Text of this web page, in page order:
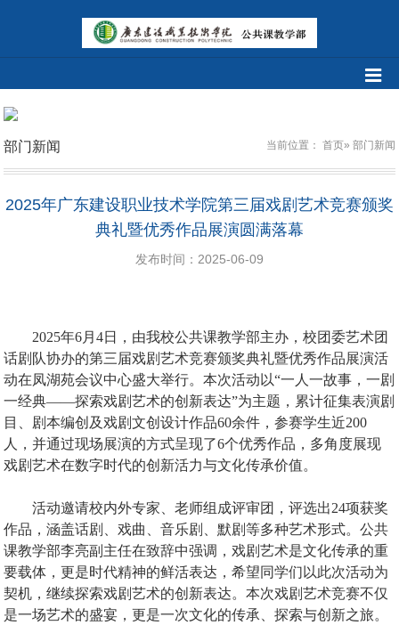
当前位置： 首页» 部门新闻
部门新闻
2025年广东建设职业技术学院第三届戏剧艺术竞赛颁奖
典礼暨优秀作品展演圆满落幕
发布时间：2025-06-09
2025年6月4日，由我校公共课教学部主办，校团委艺术团
话剧队协办的第三届戏剧艺术竞赛颁奖典礼暨优秀作品展演活
动在凤湖苑会议中心盛大举行。本次活动以“一人一故事，一剧
一经典——探索戏剧艺术的创新表达”为主题，累计征集表演剧
目、剧本编创及戏剧文创设计作品60余件，参赛学生近200
人，并通过现场展演的方式呈现了6个优秀作品，多角度展现
戏剧艺术在数字时代的创新活力与文化传承价值。
活动邀请校内外专家、老师组成评审团，评选出24项获奖
作品，涵盖话剧、戏曲、音乐剧、默剧等多种艺术形式。公共
课教学部李亮副主任在致辞中强调，戏剧艺术是文化传承的重
要载体，更是时代精神的鲜活表达，希望同学们以此次活动为
契机，继续探索戏剧艺术的创新表达。本次戏剧艺术竞赛不仅
是一场艺术的盛宴，更是一次文化的传承、探索与创新之旅。